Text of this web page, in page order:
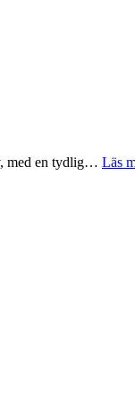
med en tydlig… Läs